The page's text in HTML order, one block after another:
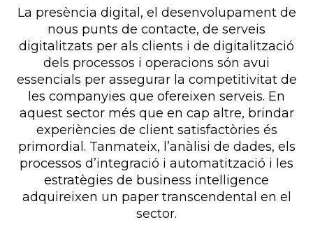
La presència digital, el desenvolupament de
nous punts de contacte, de serveis
digitalitzats per als clients i de digitalització
dels processos i operacions són avui
essencials per assegurar la competitivitat de
les companyies que ofereixen serveis. En
aquest sector més que en cap altre, brindar
experiències de client satisfactòries és
primordial. Tanmateix, l’anàlisi de dades, els
processos d’integració i automatització i les
estratègies de business intelligence
adquireixen un paper transcendental en el
sector.